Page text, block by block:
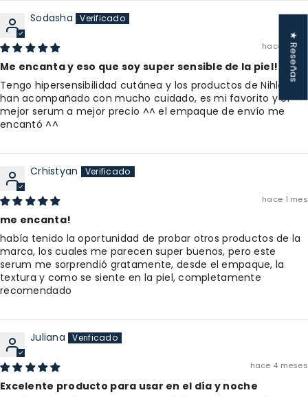
Sodasha
hace 1 mes
Me encanta y eso que soy super sensible de la piel!
Tengo hipersensibilidad cutánea y los productos de Nihlo me
han acompañado con mucho cuidado, es mi favorito y el
mejor serum a mejor precio ^^ el empaque de envío me
encantó ^^
Crhistyan
hace 1 mes
me encanta!
había tenido la oportunidad de probar otros productos de la
marca, los cuales me parecen super buenos, pero este
serum me sorprendió gratamente, desde el empaque, la
textura y como se siente en la piel, completamente
recomendado
Juliana
hace 4 meses
Excelente producto para usar en el día y noche
★ Reseñas